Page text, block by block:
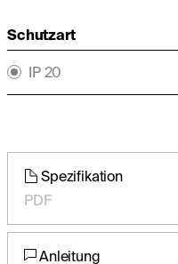
Schutzart
IP 20
Spezifikation
PDF
Anleitung